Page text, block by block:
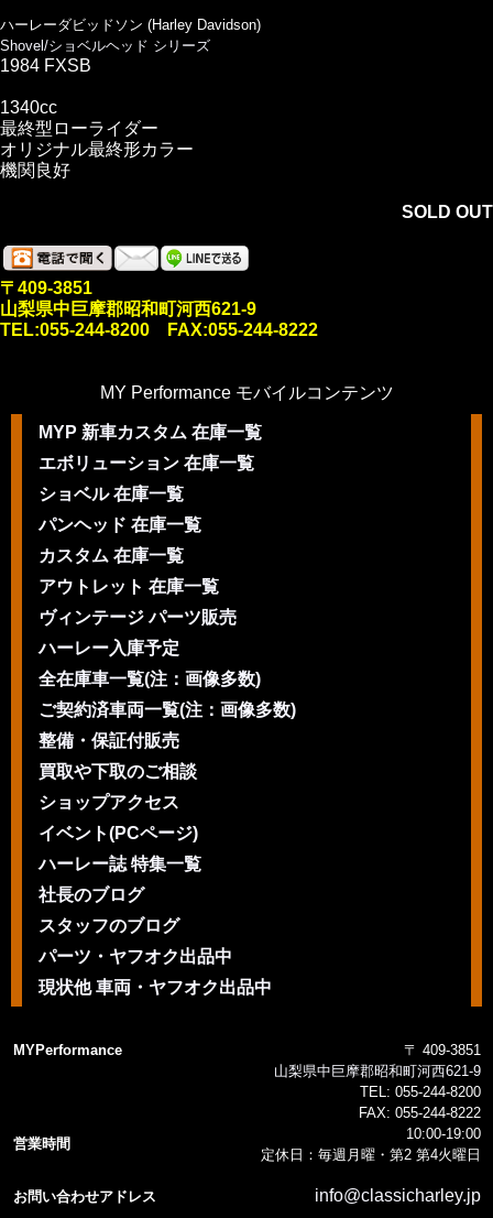
ハーレーダビッドソン (Harley Davidson)
Shovel/ショベルヘッド シリーズ
1984 FXSB
1340cc
最終型ローライダー
オリジナル最終形カラー
機関良好
SOLD OUT
〒409-3851
山梨県中巨摩郡昭和町河西621-9
TEL:055-244-8200 FAX:055-244-8222
MY Performance モバイルコンテンツ
MYP 新車カスタム 在庫一覧
エボリューション 在庫一覧
ショベル 在庫一覧
パンヘッド 在庫一覧
カスタム 在庫一覧
アウトレット 在庫一覧
ヴィンテージ パーツ販売
ハーレー入庫予定
全在庫車一覧(注：画像多数)
ご契約済車両一覧(注：画像多数)
整備・保証付販売
買取や下取のご相談
ショップアクセス
イベント(PCページ)
ハーレー誌 特集一覧
社長のブログ
スタッフのブログ
パーツ・ヤフオク出品中
現状他 車両・ヤフオク出品中
MYPerformance
〒 409-3851
山梨県中巨摩郡昭和町河西621-9
TEL: 055-244-8200
FAX: 055-244-8222
営業時間
10:00-19:00
定休日：毎週月曜・第2 第4火曜日
お問い合わせアドレス info@classicharley.jp